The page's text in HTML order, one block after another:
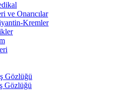
ve Onarıcılar
Kremler
Gözlüğü
Gözlüğü